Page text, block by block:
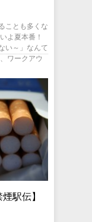
ことも多くな
よ夏本番！
い～」なんて
ワークアウ
駅伝】